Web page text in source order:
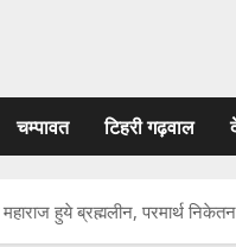
चम्पावत टिहरी गढ़वाल
हुये ब्रह्मलीन, परमार्थ